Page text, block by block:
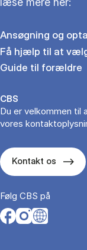
Ansøgning og
Få hjælp til at
Guide til forældre
CBS
Du er velkommen til
vores
Kontakt os
Følg CBS på
Opens in a new tab
Opens in a new
Opens in a